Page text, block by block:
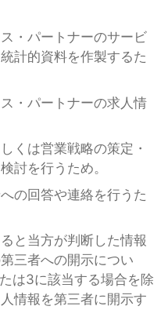
・パートナーのサービ
計的資料を作製するた
・パートナーの求人情
くは営業戦略の策定・
討を行うため。
の回答や連絡を行うた
と当方が判断した情報
三者への開示につい
は3に該当する場合を除
情報を第三者に開示す